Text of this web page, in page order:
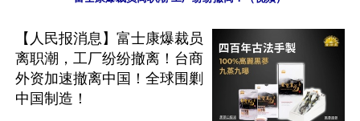
【人民报消息】富士康爆裁员
离职潮，工厂纷纷撤离！台商
外资加速撤离中国！全球围剿
中国制造！